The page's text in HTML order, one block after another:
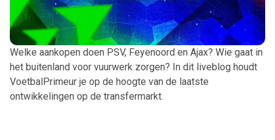
Welke aankopen doen PSV, Feyenoord en Ajax? Wie gaat in
het buitenland voor vuurwerk zorgen? In dit liveblog houdt
VoetbalPrimeur je op de hoogte van de laatste
ontwikkelingen op de transfermarkt.